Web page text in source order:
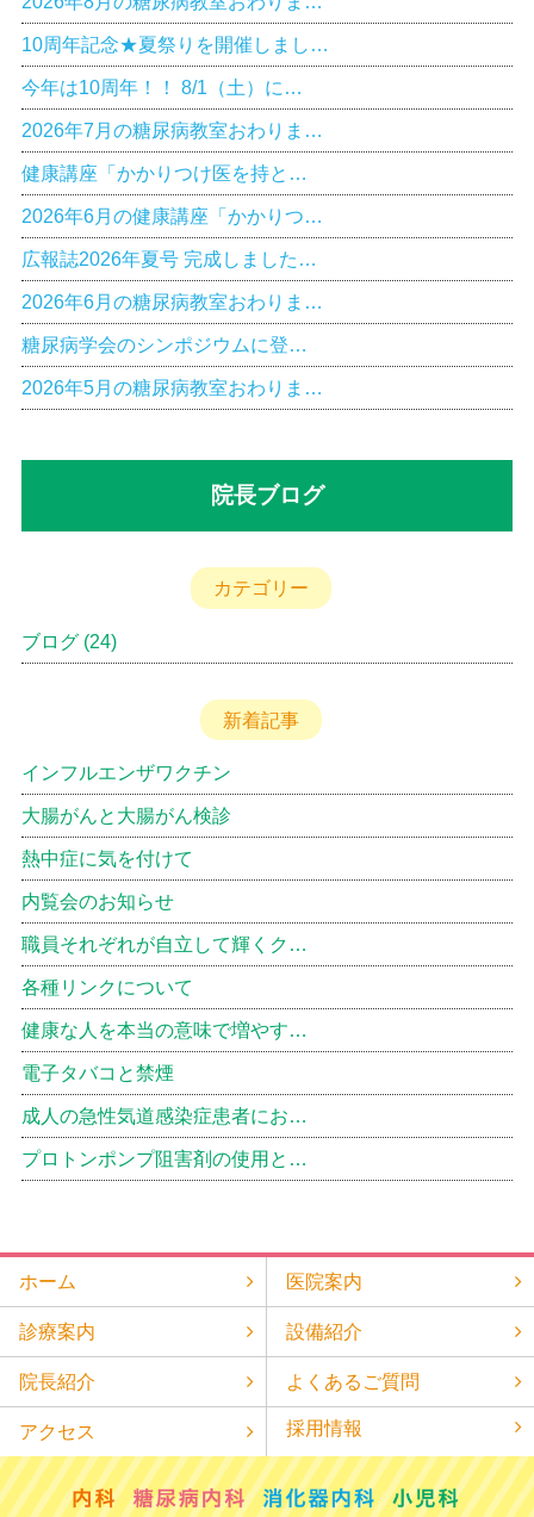
10周年記念★夏祭りを開催しまし…
今年は10周年！！ 8/1（土）に…
2026年7月の糖尿病教室おわりま…
健康講座「かかりつけ医を持と…
2026年6月の健康講座「かかりつ…
広報誌2026年夏号 完成しました…
2026年6月の糖尿病教室おわりま…
糖尿病学会のシンポジウムに登…
2026年5月の糖尿病教室おわりま…
院長ブログ
カテゴリー
ブログ(24)
新着記事
インフルエンザワクチン
大腸がんと大腸がん検診
熱中症に気を付けて
内覧会のお知らせ
職員それぞれが自立して輝くク…
各種リンクについて
健康な人を本当の意味で増やす…
電子タバコと禁煙
成人の急性気道感染症患者にお…
プロトンポンプ阻害剤の使用と…
ホーム 医院案内
診療案内 設備紹介
院長紹介 よくあるご質問
アクセス 採用情報